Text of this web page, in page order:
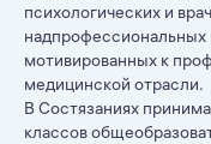
психологических и
надпрофессиональных
мотивированных к
медицинской отрасли.
В Состязаниях
классов